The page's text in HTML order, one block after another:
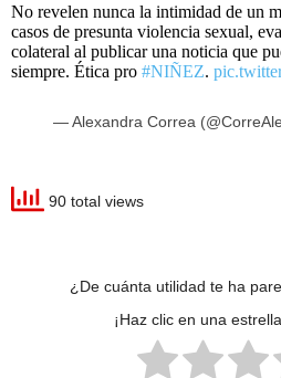
No revelen nunca la intimidad de un
casos de presunta violencia sexual,
colateral al publicar una noticia que
siempre. Ética pro #NIÑEZ.
— Alexandra Correa
90 total views
¿De cuánta utilidad te ha
¡Haz clic en una